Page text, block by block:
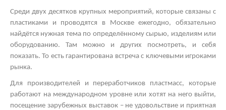
Среди двух десятков крупных мероприятий, которые связаны с
пластиками и проводятся в Москве ежегодно, обязательно
найдётся нужная тема по определённому сырью, изделиям или
оборудованию. Там можно и других посмотреть, и себя
показать. То есть гарантирована встреча с ключевыми игроками
рынка.
Для производителей и переработчиков пластмасс, которые
работают на международном уровне или хотят на него выйти,
посещение зарубежных выставок – не удовольствие и приятная